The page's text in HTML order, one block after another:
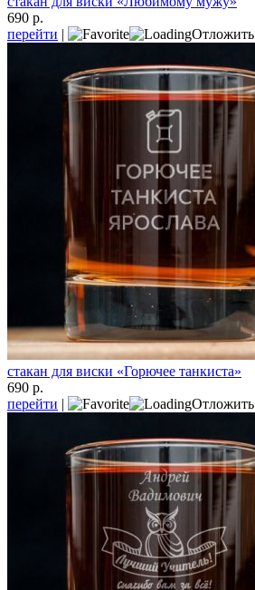
690 р.
перейти | Отложить
стакан для виски «Горючее танкиста»
690 р.
перейти | Отложить